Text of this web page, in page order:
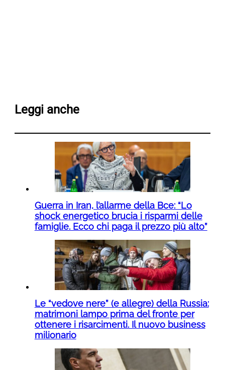
Leggi anche
Guerra in Iran, l’allarme della Bce: “Lo
shock energetico brucia i risparmi delle
famiglie. Ecco chi paga il prezzo più alto”
Le “vedove nere” (e allegre) della Russia:
matrimoni lampo prima del fronte per
ottenere i risarcimenti. Il nuovo business
milionario